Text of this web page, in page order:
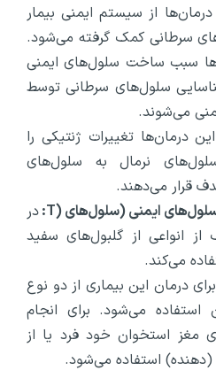
از سیستم ایمنی بیمار
سرطانی کمک گرفته می‌شود.
سبب ساخت سلول‌های ایمنی
سلول‌های سرطانی توسط
می‌شوند.
درمان‌ها تغییرات ژنتیکی را
نرمال به سلول‌های
قرار می‌دهند.
ایمنی (سلول‌های(T
:در
انواعی از گلبول‌های سفید
می‌کند.
درمان این بیماری از دو نوع
استفاده می‌شود. برای انجام
مغز استخوان خود فرد یا از
استفاده می‌شود.